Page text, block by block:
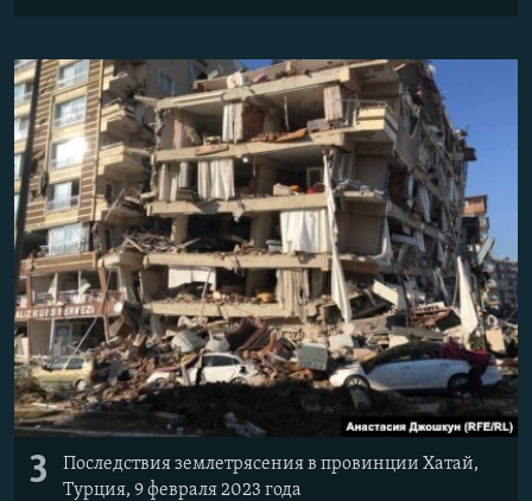
3
Последствия землетрясения в провинции Хатай,
Турция, 9 февраля 2023 года